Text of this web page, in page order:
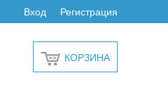
Регистрация
Вход
КОРЗИНА